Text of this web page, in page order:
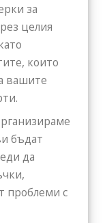
за
целия
които
вашите
бъдат
да
проблеми с